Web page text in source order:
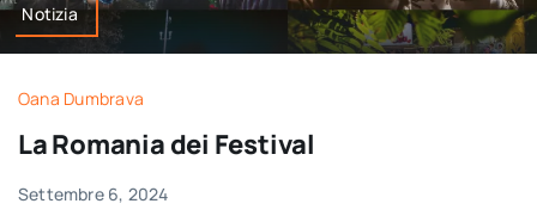
Notizia
Oana Dumbrava
La Romania dei Festival
Settembre 6, 2024